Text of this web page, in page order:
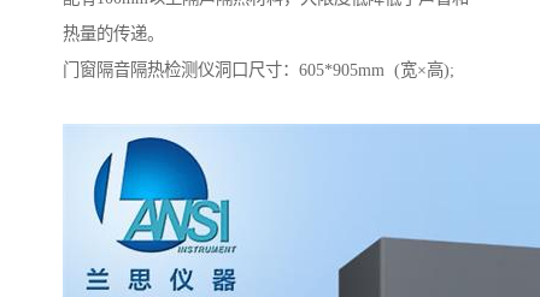
热量的传递。
门窗隔音隔热检测仪洞口尺寸：605*905mm (宽×高);